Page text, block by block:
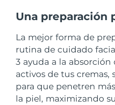
Una preparación
La mejor forma de
rutina de cuidado
3 ayuda a la
activos de tus cremas,
para que penetren
la piel, maximizando